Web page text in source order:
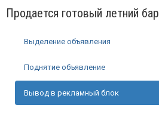
Продается готовый летний бар
Выделение объявления
Поднятие объявление
Вывод в рекламный блок